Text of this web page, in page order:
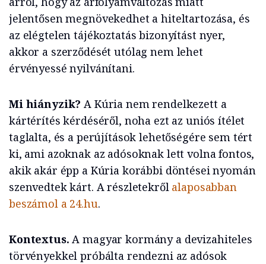
jelentősen megnövekedhet a hiteltartozása, és
az elégtelen tájékoztatás bizonyítást nyer,
akkor a szerződését utólag nem lehet
érvényessé nyilvánítani.
Mi hiányzik? A Kúria nem rendelkezett a
kártérítés kérdéséről, noha ezt az uniós ítélet
taglalta, és a perújítások lehetőségére sem tért
ki, ami azoknak az adósoknak lett volna fontos,
akik akár épp a Kúria korábbi döntései nyomán
szenvedtek kárt. A részletekről alaposabban
beszámol a 24.hu.
Kontextus. A magyar kormány a devizahiteles
törvényekkel próbálta rendezni az adósok